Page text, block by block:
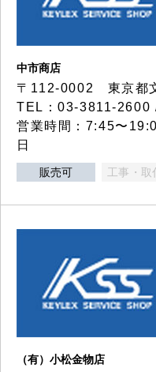
中市商店
〒112-0002 東京都
TEL：03-3811-2600
営業時間：7:45〜
日
販売可 工事・取
（有）小松金物店